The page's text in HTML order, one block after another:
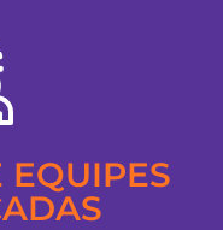
EQUIPES